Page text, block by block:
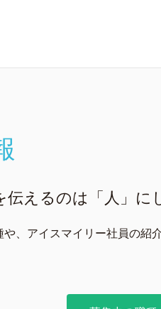
伝えるのは「人」に
、アイスマイリー社員の紹